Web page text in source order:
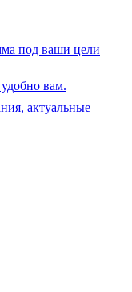
под ваши цели
вам.
актуальные